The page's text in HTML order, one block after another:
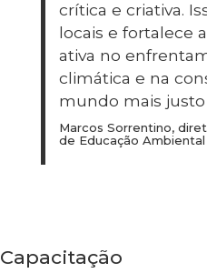
crítica e criativa.
locais e fortalece
ativa no
climática e na
mundo mais justo
Marcos Sorrentino,
de Educação
Capacitação